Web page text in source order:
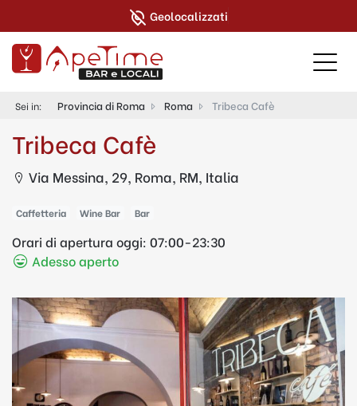
Geolocalizzati
Sei in: Provincia di Roma Roma Tribeca Cafè
Tribeca Cafè
Via Messina, 29, Roma, RM, Italia
Caffetteria Wine Bar Bar
Orari di apertura oggi: 07:00-23:30
Adesso aperto